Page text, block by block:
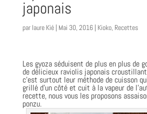
japonais
par laure Kié| Mai 30, 2016| Kioko, Recettes
Les gyoza séduisent de plus en plus de
de délicieux raviolis japonais
c’est surtout leur méthode de cuisson
grillé d’un côté et cuit à la vapeur de
recette, nous vous les proposons
ponzu.